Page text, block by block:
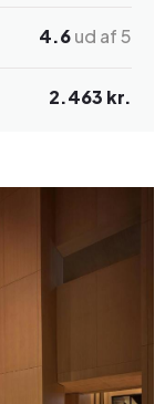
4.6ud af 5
2.463 kr.